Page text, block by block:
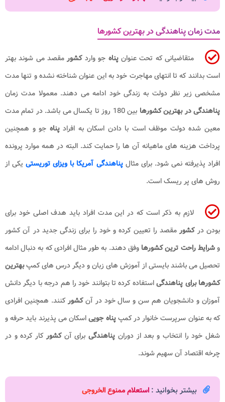
مدت زمان پناهندگی در بهترین کشورها
متقاضیانی که تحت عنوانپناه جو واردکشورمقصد می شوند بهتر
است بدانند که تا انتهای مهاجرت خود به این عنوان شناخته نشده و تنها مدت
مشخصی زیر نظر دولت به زندگی خود ادامه می دهند. معمولا مدت زمان
پناهندگی در بهترین کشورها
بین 180 روز تا یکسال می باشد. در تمام مدت
معین شده دولت موظف است با دادن اسکان به افرادپناه جو و همچنین
پرداخت هزینه های ماهیانه آن ها را حمایت کند. البته در همه موارد پرونده
افراد پذیرفته نمی شود. برای مثالپناهندگی آمریکا با ویزای توریستییکی از
روش های پر ریسک است.
لازم به ذکر است که در این مدت افراد باید هدف اصلی خود برای
بودن درکشورمقصد را تعیین کرده و خود را برای زندگی جدید در آن کشور
وشرایط راحت ترین کشورها وفق دهند. به طور مثال افرادی که به دنبال ادامه
تحصیل می باشند بایستی از آموزش های زبان و دیگر درس های کمپبهترین
کشورها برای پناهندگیاستفاده کرده تا بتوانند خود را هم درجه با دیگر دانش
آموزان و دانشجویان هم سن و سال خود در آنکشورکنند. همچنین افرادی
که به عنوان سرپرست خانوار در کمپپناه جوییاسکان می پذیرند باید حرفه و
شغل خود را انتخاب و بعد از دوران پناهندگیبرای آنکشورکار کرده و در
چرخه اقتصاد آن سهیم شوند.
بیشتر بخوانید : استعلام ممنوع الخروجی